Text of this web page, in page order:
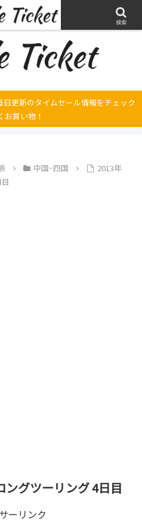
クシーガの整備・修理そして旅の記録
更新のタイムセール情報をチェック
お買い物！
中国･四国
2013年
ングツーリング 4日目
ーリンク
検索